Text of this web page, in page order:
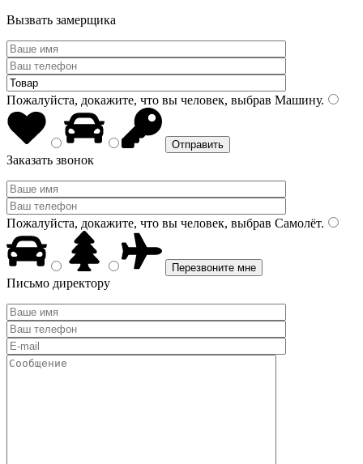
Вызвать замерщика
Пожалуйста, докажите, что вы человек, выбрав Машину.
Заказать звонок
Пожалуйста, докажите, что вы человек, выбрав Самолёт.
Письмо директору